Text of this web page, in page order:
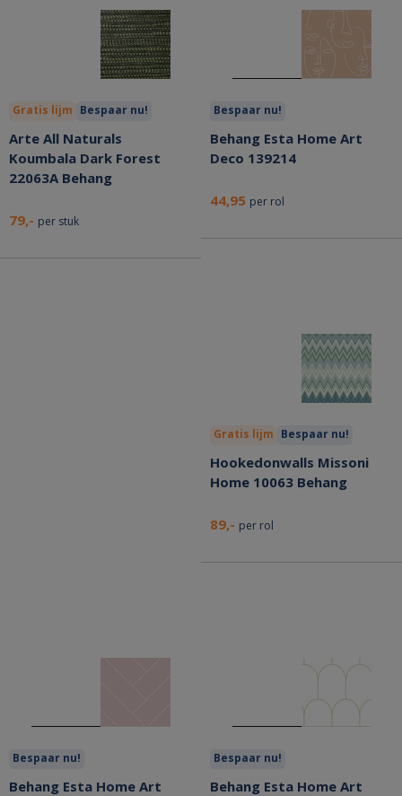
Gratis lijm Bespaar nu!
Arte All Naturals
Koumbala Dark Forest
22063A Behang
79,- per stuk
Bespaar nu!
Behang Esta Home Art
Deco 139214
44,95 per rol
Gratis lijm Bespaar nu!
Hookedonwalls Missoni
Home 10063 Behang
89,- per rol
Bespaar nu!
Behang Esta Home Art
Bespaar nu!
Behang Esta Home Art